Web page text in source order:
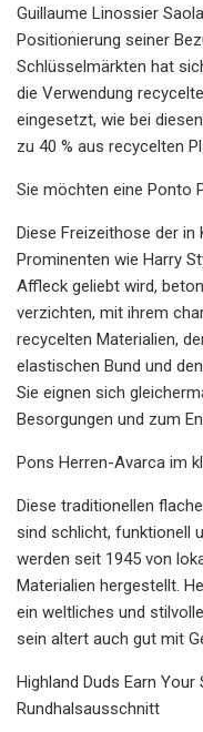
Guillaume Linossier
Positionierung seiner
Schlüsselmärkten hat
die Verwendung
eingesetzt, wie bei
zu 40 % aus recycelten
Sie möchten eine Ponto
Diese Freizeithose der in
Prominenten wie Harry
Affleck geliebt wird,
verzichten, mit ihrem
recycelten Materialien,
elastischen Bund und
Sie eignen sich
Besorgungen und zum
Pons Herren-Avarca im
Diese traditionellen
sind schlicht, funktionell
werden seit 1945 von
Materialien hergestellt.
ein weltliches und
sein altert auch gut mit
Highland Duds Earn
Rundhalsausschnitt